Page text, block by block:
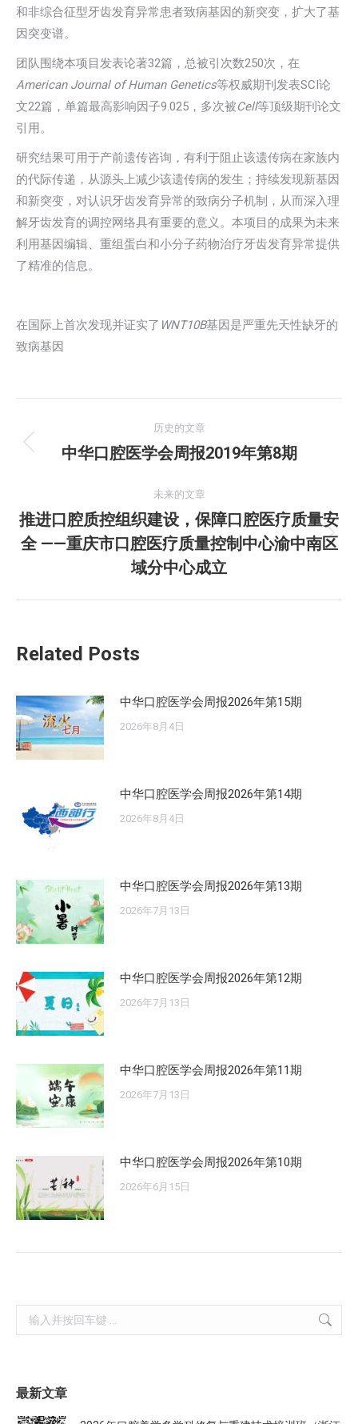
和非综合征型牙齿发育异常患者致病基因的新突变，扩大了基
因突变谱。
团队围绕本项目发表论著32篇，总被引次数250次，在
American Journal of Human Genetics等权威期刊发表SCI论
文22篇，单篇最高影响因子9.025，多次被Cell等顶级期刊论文
引用。
研究结果可用于产前遗传咨询，有利于阻止该遗传病在家族内
的代际传递，从源头上减少该遗传病的发生；持续发现新基因
和新突变，对认识牙齿发育异常的致病分子机制，从而深入理
解牙齿发育的调控网络具有重要的意义。本项目的成果为未来
利用基因编辑、重组蛋白和小分子药物治疗牙齿发育异常提供
了精准的信息。
在国际上首次发现并证实了 WNT10B基因是严重先天性缺牙的
致病基因
章
航
历史的文章
历
的
文
章：
中华口腔医学会周报2019年第8期
未来的文章
未
来
推进口腔质控组织建设，保障口腔医疗质量安
全 ——重庆市口腔医疗质量控制中心渝中南区
域分中心成立
Related Posts
中华口腔医学会周报2026年第15期
2026年8月4日
中华口腔医学会周报2026年第14期
2026年8月4日
中华口腔医学会周报2026年第13期
2026年7月13日
中华口腔医学会周报2026年第12期
2026年7月13日
中华口腔医学会周报2026年第11期
2026年7月13日
中华口腔医学会周报2026年第10期
2026年6月15日
Search:
最新文章